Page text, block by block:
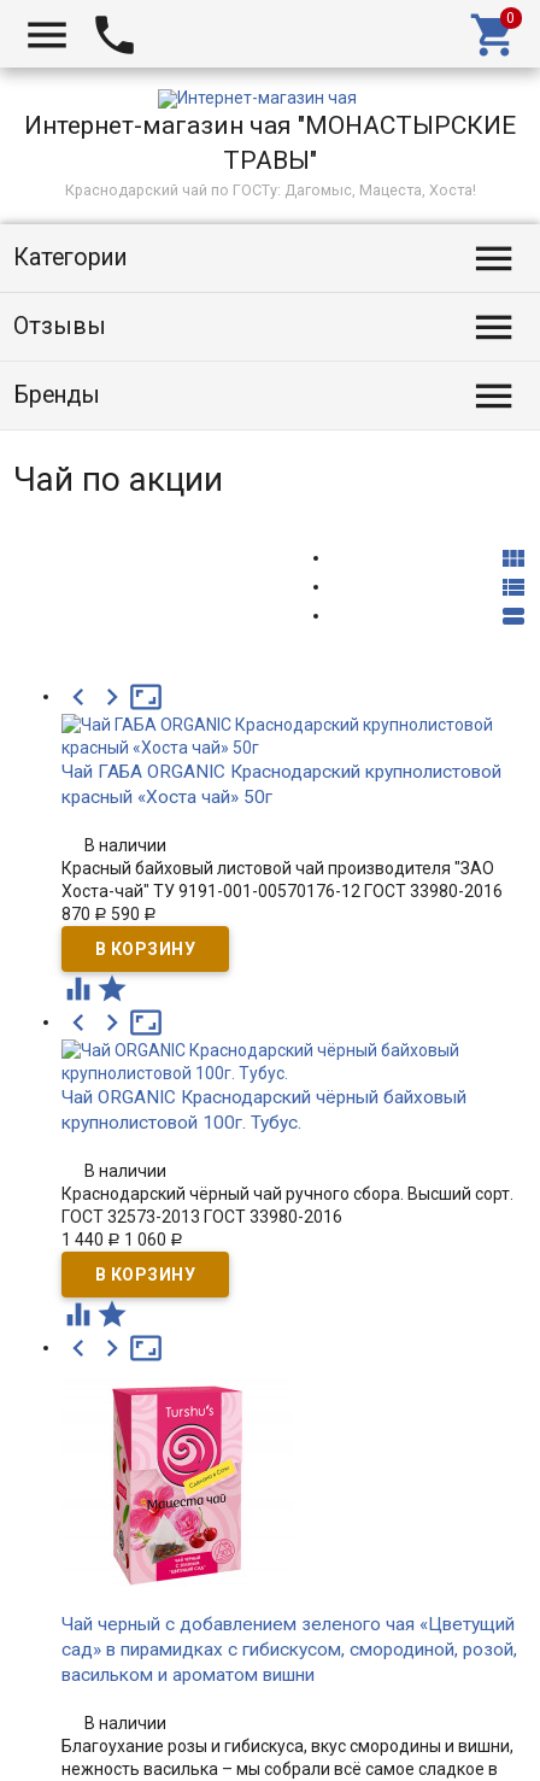
  
Интернет-магазин чая "МОНАСТЫРСКИЕ
ТРАВЫ"
Краснодарский чай по ГОСТу: Дагомыс, Мацеста, Хоста!
Категории 
Отзывы 
Бренды 
Чай по акции



  
Чай ГАБА ORGANIC Краснодарский крупнолистовой
красный «Хоста чай» 50г
В наличии
Красный байховый листовой чай производителя "ЗАО
Хоста-чай" ТУ 9191-001-00570176-12 ГОСТ 33980-2016
870 Р 590 Р
 

 
Чай ORGANIC Краснодарский чёрный байховый
крупнолистовой 100г. Тубус.
В наличии
Краснодарский чёрный чай ручного сбора. Высший сорт.
ГОСТ 32573-2013 ГОСТ 33980-2016
1 440 Р 1 060 Р
 

 
Чай черный с добавлением зеленого чая «Цветущий
сад» в пирамидках с гибискусом, смородиной, розой,
васильком и ароматом вишни
В наличии
Благоухание розы и гибискуса, вкус смородины и вишни,
нежность василька – мы собрали всё самое сладкое в